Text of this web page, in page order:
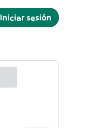
Iniciar sesión